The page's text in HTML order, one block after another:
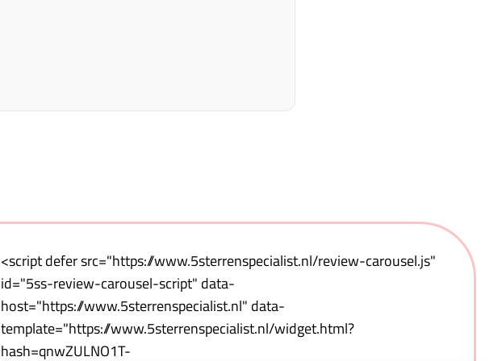
<script defer src="https://www.5sterrenspecialist.nl/review-carousel.js"
id="5ss-review-carousel-script" data-
host="https://www.5sterrenspecialist.nl" data-
template="https://www.5sterrenspecialist.nl/widget.html?
hash=qnwZULNO1T-